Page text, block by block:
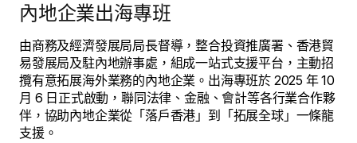
內地企業出海專班
由商務及經濟發展局局長督導，整合投資推廣署、香港貿
易發展局及駐內地辦事處，組成一站式支援平台，主動招
攬有意拓展海外業務的內地企業。出海專班於 2025 年 10
月 6 日正式啟動，聯同法律、金融、會計等各行業合作夥
伴，協助內地企業從「落戶香港」到「拓展全球」一條龍
支援。